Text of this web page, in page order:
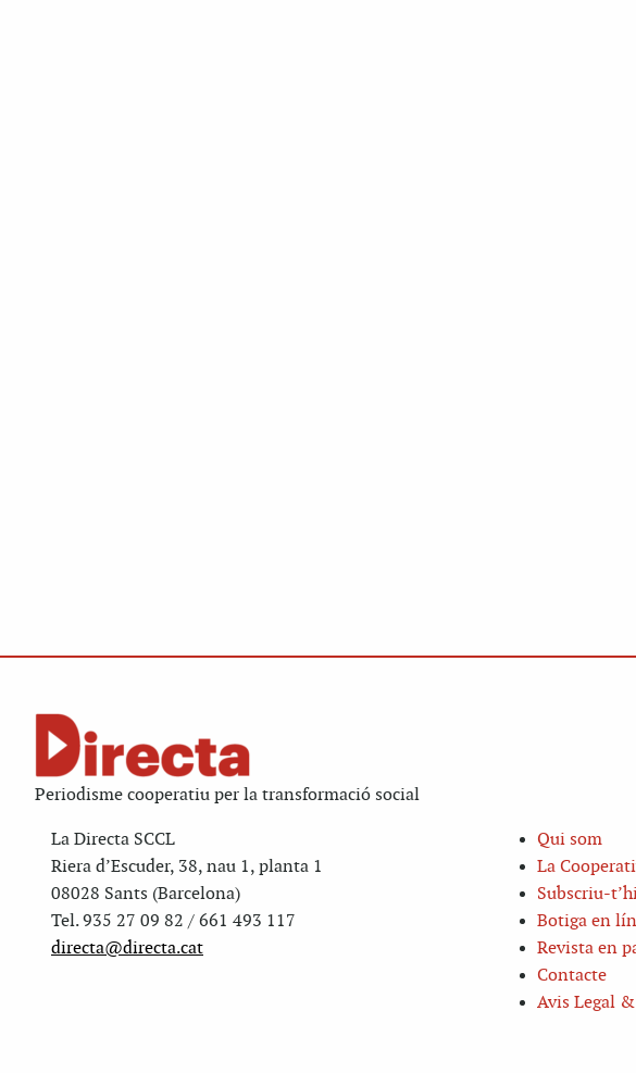
Periodisme cooperatiu per la transformació social
La Directa SCCL
Riera d’Escuder, 38, nau 1, planta 1
08028 Sants (Barcelona)
Tel. 935 27 09 82 / 661 493 117
directa@directa.cat
Qui som
La
Subscriu-
Botiga en
Revista en
Contacte
Avis Legal